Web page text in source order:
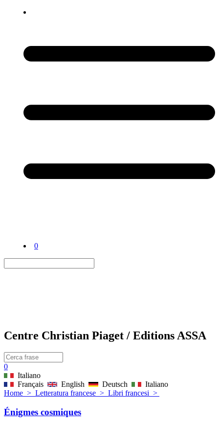
0
Centre Christian Piaget / Editions ASSA
0
Italiano
Français
English Deutsch
Italiano
Home > Letteratura francese > Libri francesi >
Énigmes cosmiques